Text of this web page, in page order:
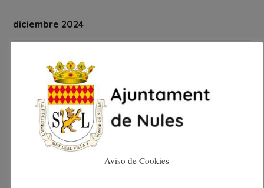
diciembre 2024
octubre 2024
septiembre 2024
agosto 2024
Aviso de Cookies